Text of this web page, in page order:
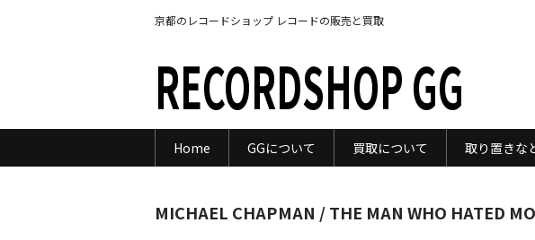
京都のレコードショップ レコードの販売と買取
RECORDSHOP GG
Home GGについて 買取について 取り置きな
MICHAEL CHAPMAN / THE MAN WHO HATED